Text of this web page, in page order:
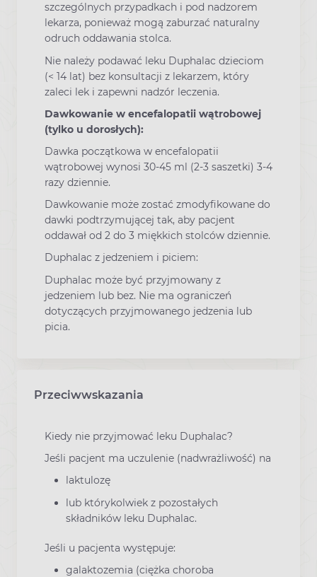
szczególnych przypadkach i pod nadzorem
lekarza, ponieważ mogą zaburzać naturalny
odruch oddawania stolca.
Nie należy podawać leku Duphalac dzieciom
(< 14 lat) bez konsultacji z lekarzem, który
zaleci lek i zapewni nadzór leczenia.
Dawkowanie w encefalopatii wątrobowej
(tylko u dorosłych):
Dawka początkowa w encefalopatii
wątrobowej wynosi 30-45 ml (2-3 saszetki) 3-4
razy dziennie.
Dawkowanie może zostać zmodyfikowane do
dawki podtrzymującej tak, aby pacjent
oddawał od 2 do 3 miękkich stolców dziennie.
Duphalac z jedzeniem i piciem:
Duphalac może być przyjmowany z
jedzeniem lub bez. Nie ma ograniczeń
dotyczących przyjmowanego jedzenia lub
picia.
Przeciwwskazania
Kiedy nie przyjmować leku Duphalac?
Jeśli pacjent ma uczulenie (nadwrażliwość) na
laktulozę
lub którykolwiek z pozostałych
składników leku Duphalac.
Jeśli u pacjenta występuje:
galaktozemia (ciężka choroba